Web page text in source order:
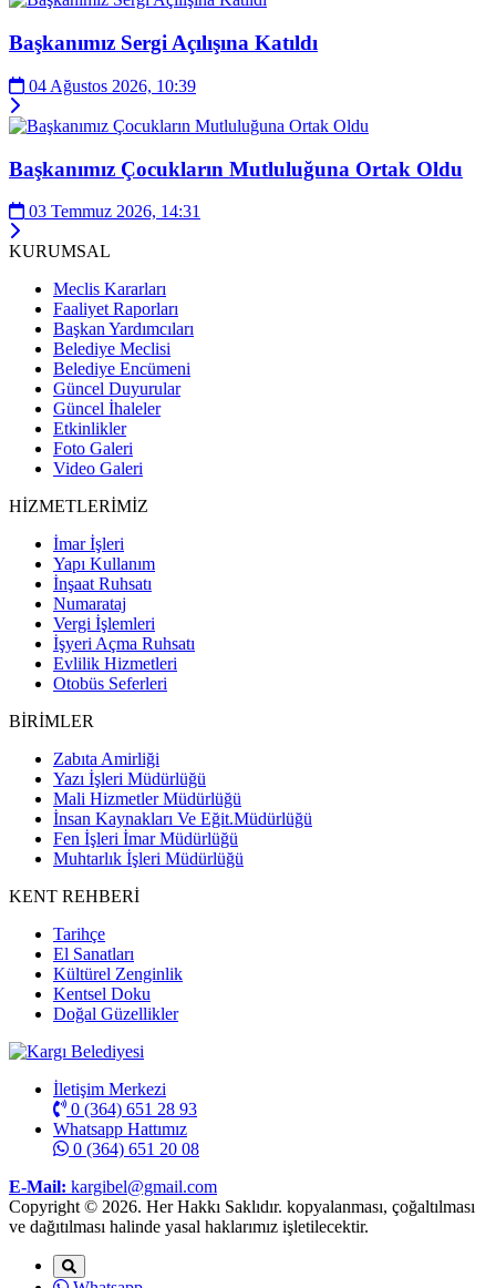
Başkanımız Sergi Açılışına Katıldı
04 Ağustos 2026, 10:39
Başkanımız Çocukların Mutluluğuna Ortak Oldu
03 Temmuz 2026, 14:31
KURUMSAL
Meclis Kararları
Faaliyet Raporları
Başkan Yardımcıları
Belediye Meclisi
Belediye Encümeni
Güncel Duyurular
Güncel İhaleler
Etkinlikler
Foto Galeri
Video Galeri
HİZMETLERİMİZ
İmar İşleri
Yapı Kullanım
İnşaat Ruhsatı
Numarataj
Vergi İşlemleri
İşyeri Açma Ruhsatı
Evlilik Hizmetleri
Otobüs Seferleri
BİRİMLER
Zabıta Amirliği
Yazı İşleri Müdürlüğü
Mali Hizmetler Müdürlüğü
İnsan Kaynakları Ve Eğit.Müdürlüğü
Fen İşleri İmar Müdürlüğü
Muhtarlık İşleri Müdürlüğü
KENT REHBERİ
Tarihçe
El Sanatları
Kültürel Zenginlik
Kentsel Doku
Doğal Güzellikler
İletişim Merkezi
0 (364) 651 28 93
Whatsapp Hattımız
0 (364) 651 20 08
E-Mail: kargibel@gmail.com
Copyright © 2026. Her Hakkı Saklıdır. kopyalanması, çoğaltılması
ve dağıtılması halinde yasal haklarımız işletilecektir.